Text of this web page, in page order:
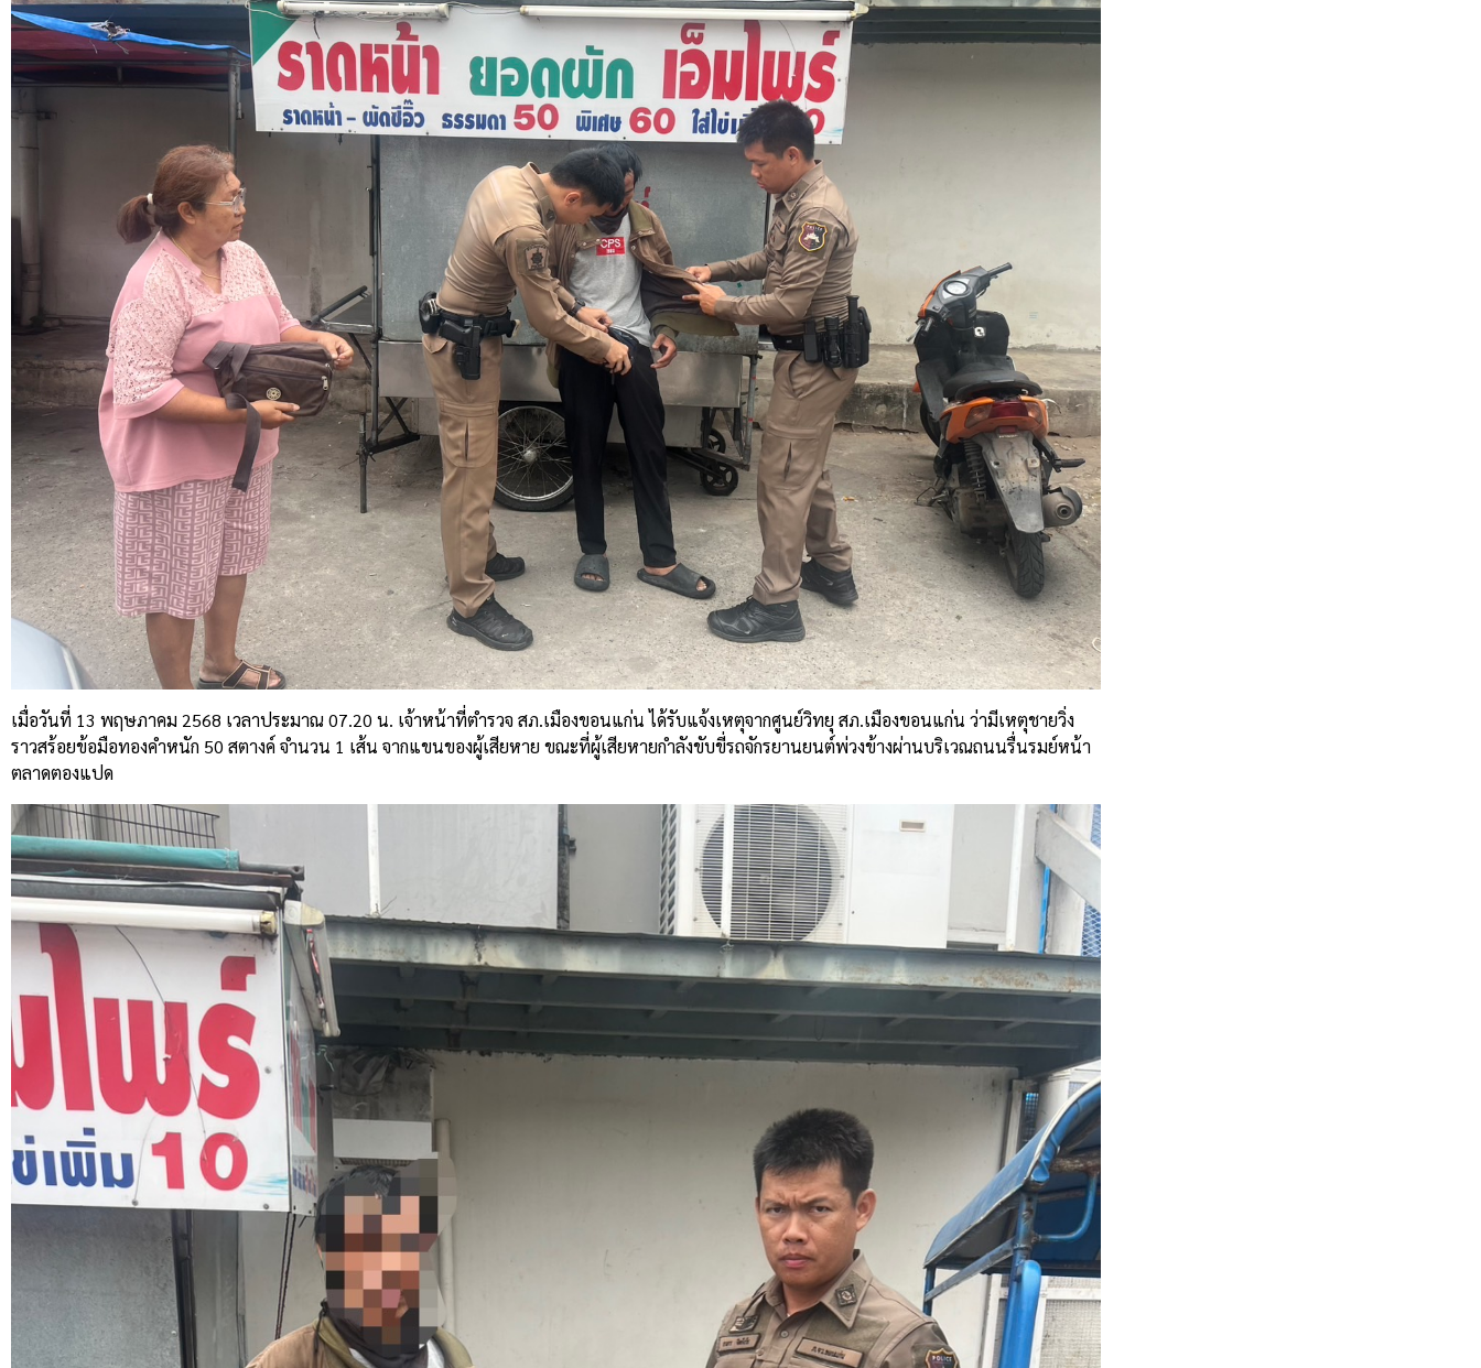
เมื่อวันที่ 13 พฤษภาคม 2568 เวลาประมาณ 07.20 น. เจ้าหน้าที่ตำรวจ สภ.เมืองขอนแก่น ได้รับแจ้งเหตุจากศูนย์วิทยุ สภ.เมืองขอนแก่น ว่ามีเหตุชายวิ่ง
ราวสร้อยข้อมือทองคำหนัก 50 สตางค์ จำนวน 1 เส้น จากแขนของผู้เสียหาย ขณะที่ผู้เสียหายกำลังขับขี่รถจักรยานยนต์พ่วงข้างผ่านบริเวณถนนรื่นรมย์หน้า
ตลาดตองแปด